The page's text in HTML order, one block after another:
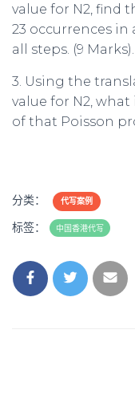
value for N2, find
23 occurrences in
all steps. (9 Marks).
3. Using the
value for N2,
of that Poisson
分类： 代写案例
标签： 中国香港代写